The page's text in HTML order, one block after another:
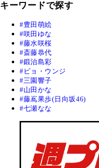
キーワードで探す
豊田萌絵
咲田ゆな
藤水咲桜
斎藤恭代
鍛治島彩
ピョ・ウンジ
三園響子
山田かな
藤嶌果歩(日向坂46)
七瀬なな